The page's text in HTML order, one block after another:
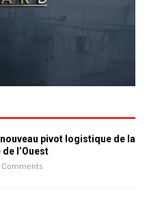
pivot logistique de la
l’Ouest
Comments